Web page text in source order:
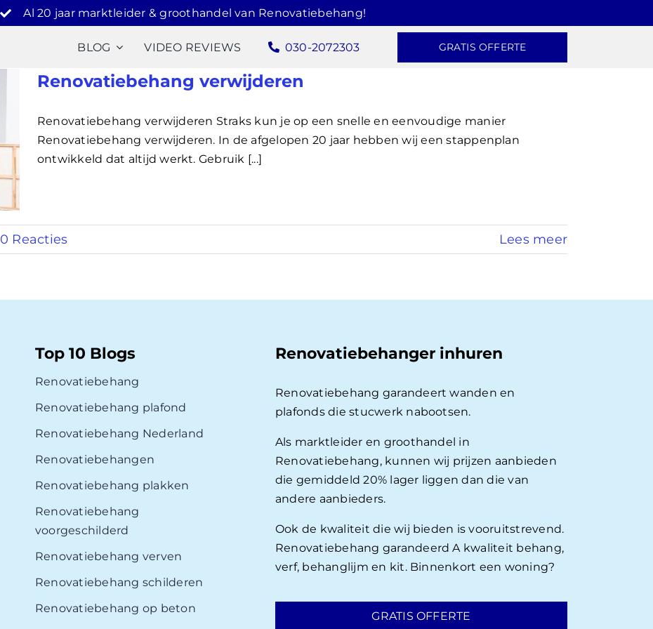
Al 20 jaar marktleider & groothandel van Renovatiebehang!
BLOG VIDEO REVIEWS 030-2072303 GRATIS OFFERTE
Renovatiebehang verwijderen
Renovatiebehang verwijderen Straks kun je op een snelle en eenvoudige manier
Renovatiebehang verwijderen. In de afgelopen 20 jaar hebben wij een stappenplan
ontwikkeld dat altijd werkt. Gebruik [...]
0 Reacties Lees meer
Top 10 Blogs
Renovatiebehang
Renovatiebehang plafond
Renovatiebehang Nederland
Renovatiebehangen
Renovatiebehang plakken
Renovatiebehang
voorgeschilderd
Renovatiebehang verven
Renovatiebehang schilderen
Renovatiebehang op beton
Renovatiebehanger inhuren
Renovatiebehang garandeert wanden en
plafonds die stucwerk nabootsen.
Als marktleider en groothandel in
Renovatiebehang, kunnen wij prijzen aanbieden
die gemiddeld 20% lager liggen dan die van
andere aanbieders.
Ook de kwaliteit die wij bieden is vooruitstrevend.
Renovatiebehang garandeerd A kwaliteit behang,
verf, behanglijm en kit. Binnenkort een woning?
GRATIS OFFERTE